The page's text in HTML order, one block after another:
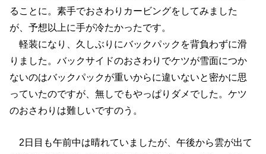
ることに。素手でおさわりカービングをしてみました
が、予想以上に手が冷たかったです。
軽装になり、久しぶりにバックパックを背負わずに滑
りました。バックサイドのおさわりでケツが雪面につか
ないのはバックパックが重いからに違いないと密かに思
っていたのですが、無しでもやっぱりダメでした。ケツ
のおさわりは難しいですのう。
2日目も午前中は晴れていましたが、午後から雲が出て